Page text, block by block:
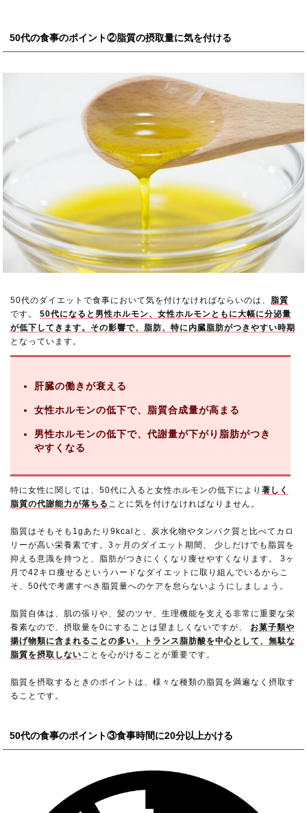
50代の食事のポイント②脂質の摂取量に気を付ける
50代のダイエットで食事において気を付けなければならいのは、 脂質
です。50代になると男性ホルモン、女性ホルモンともに大幅に分泌量
が低下してきます。その影響で、脂肪、特に内臓脂肪がつきやすい時期
となっています。
肝臓の働きが衰える
女性ホルモンの低下で、脂質合成量が高まる
男性ホルモンの低下で、代謝量が下がり脂肪がつき
やすくなる
特に女性に関しては、50代に入ると女性ホルモンの低下により著しく
脂質の代謝能力が落ちる ことに気を付けなければなりません。
脂質はそもそも1gあたり9kcalと、炭水化物やタンパク質と比べてカロ
リーが高い栄養素です。3ヶ月のダイエット期間、 少しだけでも脂質を
抑える意識を持つと、脂肪がつきにくくなり痩せやすくなります。 3ヶ
月で42キロ痩せるというハードなダイエットに取り組んでいるからこ
そ、50代で考慮すべき脂質量へのケアを怠らないようにしましょう。
脂質自体は、肌の張りや、髪のツヤ、生理機能を支える非常に重要な栄
養素なので、摂取量を0にすることは望ましくないですが、 お菓子類や
揚げ物類に含まれることの多い、トランス脂肪酸を中心として、無駄な
脂質を摂取しないことを心がけることが重要です。
脂質を摂取するときのポイントは、様々な種類の脂質を満遍なく摂取す
ることです。
50代の食事のポイント③食事時間に20分以上かける